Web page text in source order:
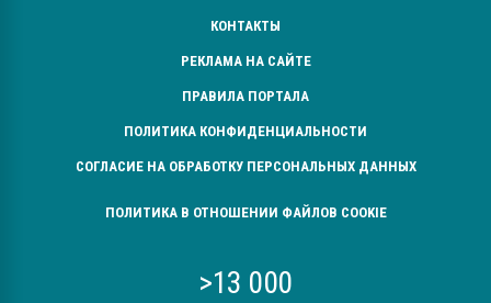
КОНТАКТЫ
РЕКЛАМА НА САЙТЕ
ПРАВИЛА ПОРТАЛА
ПОЛИТИКА КОНФИДЕНЦИАЛЬНОСТИ
СОГЛАСИЕ НА ОБРАБОТКУ ПЕРСОНАЛЬНЫХ ДАННЫХ
ПОЛИТИКА В ОТНОШЕНИИ ФАЙЛОВ COOKIE
>13 000